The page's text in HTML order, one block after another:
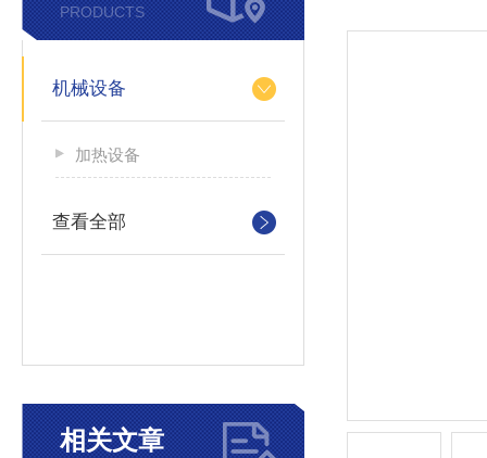
PRODUCTS
机械设备
加热设备
查看全部
相关文章